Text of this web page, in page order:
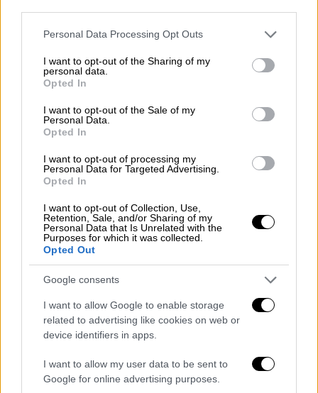
Please note that this website/app uses one or more Google
not limited to your visit or usage behaviour. You may click to
grant or deny consent to Google and its third-party tags to
use your data for below specified purposes in below Google
consent section.
Personal Data Processing Opt Outs
I want to opt-out of the Sharing of my
personal data.
Opted In
I want to opt-out of the Sale of my
Personal Data.
Opted In
I want to opt-out of processing my
Personal Data for Targeted Advertising.
Opted In
I want to opt-out of Collection, Use,
Retention, Sale, and/or Sharing of my
Personal Data that Is Unrelated with the
Purposes for which it was collected.
Opted Out
Google consents
I want to allow Google to enable storage
related to advertising like cookies on web or
device identifiers in apps.
I want to allow my user data to be sent to
Google for online advertising purposes.
Οικονομία|25.02.2023 18:22
Οι ασφαλιστικές δικλείδες για τους
ευάλωτους δανειολήπτες - Tι μπορούν
να κάνουν για να αποφύγουν τον
πλειστηριασμό
Τι αλλάζει στον εξωδικαστικό